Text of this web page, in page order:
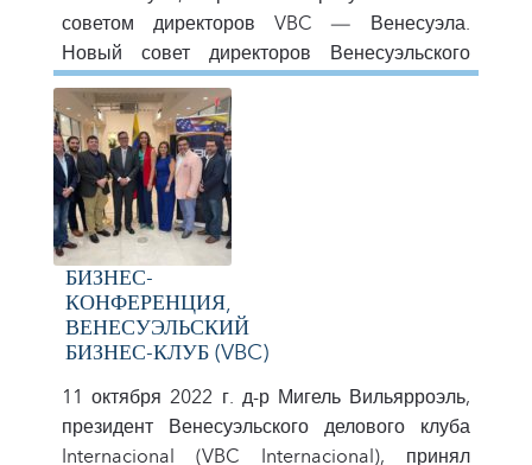
советом директоров VBC — Венесуэла.
Новый совет директоров Венесуэльского
Кармен Перес Хименес, а вся ее команда
состоит из Рафаэля Балестрини, Беллорина,
Хавьера Мальтезе, Катиуски Донанте, Кармен
Танаси, Ивана Тарасона, Дилана Перейры,
Хулио Сесара Пинеды, Эвелин Гонсалес,
Карлос […]
БИЗНЕС-
КОНФЕРЕНЦИЯ,
ВЕНЕСУЭЛЬСКИЙ
БИЗНЕС-КЛУБ (VBC)
11 октября 2022 г. д-р Мигель Вильярроэль,
президент Венесуэльского делового клуба
Internacional (VBC Internacional), принял